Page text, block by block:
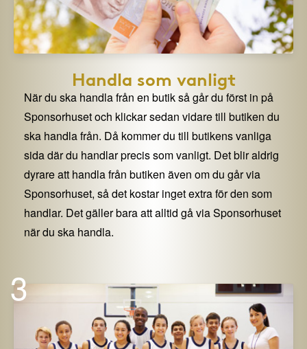
Handla som vanligt
När du ska handla från en butik så går du först in på
Sponsorhuset och klickar sedan vidare till butiken du
ska handla från. Då kommer du till butikens vanliga
sida där du handlar precis som vanligt. Det blir aldrig
dyrare att handla från butiken även om du går via
Sponsorhuset, så det kostar inget extra för den som
handlar. Det gäller bara att alltid gå via Sponsorhuset
när du ska handla.
3